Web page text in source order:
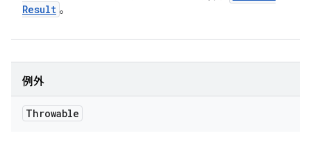
Result 。
例外
Throwable